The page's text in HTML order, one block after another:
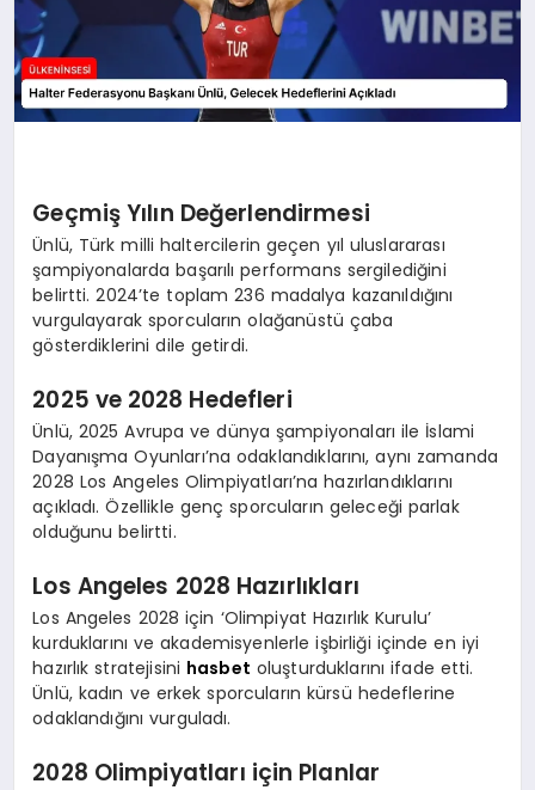
Geçmiş Yılın Değerlendirmesi
Ünlü, Türk milli haltercilerin geçen yıl uluslararası
şampiyonalarda başarılı performans sergilediğini
belirtti. 2024’te toplam 236 madalya kazanıldığını
vurgulayarak sporcuların olağanüstü çaba
gösterdiklerini dile getirdi.
2025 ve 2028 Hedefleri
Ünlü, 2025 Avrupa ve dünya şampiyonaları ile İslami
Dayanışma Oyunları’na odaklandıklarını, aynı zamanda
2028 Los Angeles Olimpiyatları’na hazırlandıklarını
açıkladı. Özellikle genç sporcuların geleceği parlak
olduğunu belirtti.
Los Angeles 2028 Hazırlıkları
Los Angeles 2028 için ‘Olimpiyat Hazırlık Kurulu’
kurduklarını ve akademisyenlerle işbirliği içinde en iyi
hazırlık stratejisini hasbet oluşturduklarını ifade etti.
Ünlü, kadın ve erkek sporcuların kürsü hedeflerine
odaklandığını vurguladı.
2028 Olimpiyatları için Planlar